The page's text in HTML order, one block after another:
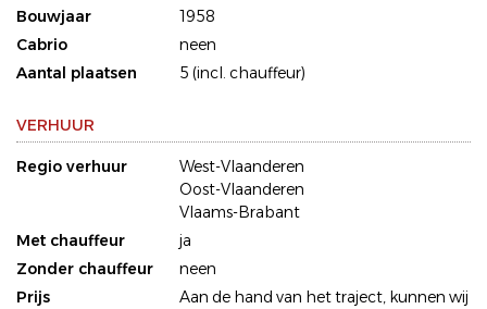
Bouwjaar
1958
Cabrio
neen
Aantal plaatsen
5 (incl. chauffeur)
VERHUUR
Regio verhuur
West-Vlaanderen
Oost-Vlaanderen
Vlaams-Brabant
Met chauffeur
ja
Zonder chauffeur
neen
Prijs
Aan de hand van het traject, kunnen wij